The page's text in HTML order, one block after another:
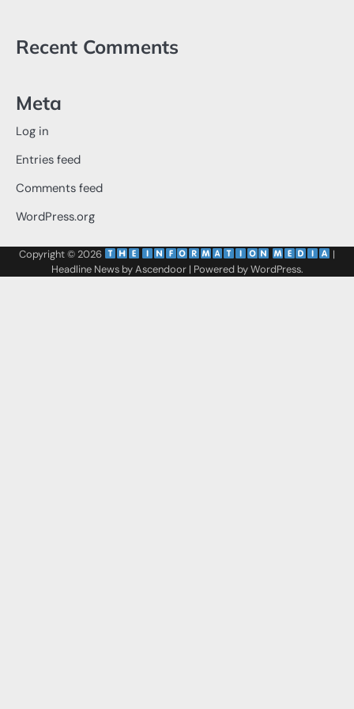
Recent Comments
Meta
Log in
Entries feed
Comments feed
WordPress.org
Copyright © 2026
|
Headline News byAscendoor| Powered byWordPress.